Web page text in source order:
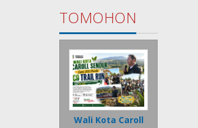
TOMOHON
Wali Kota Caroll